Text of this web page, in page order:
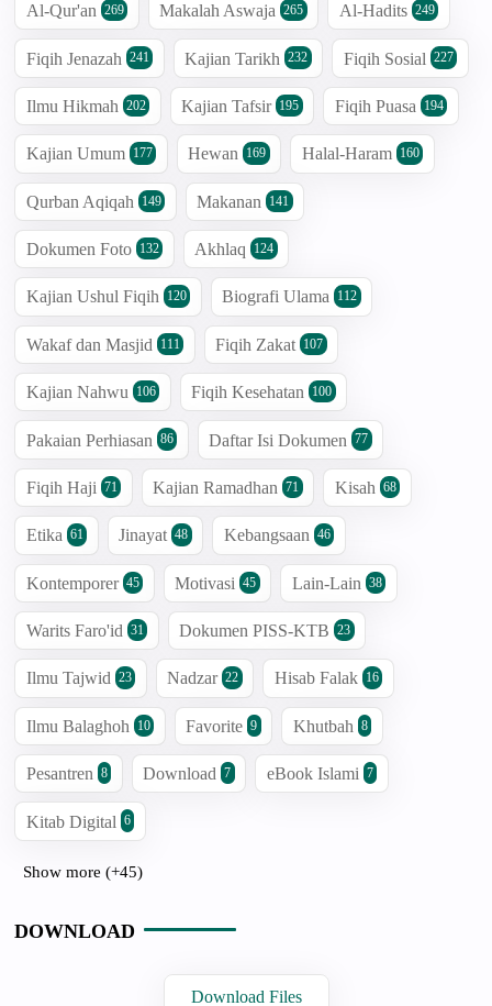
Al-Qur'an 269 Makalah Aswaja 265 Al-Hadits 249
Fiqih Jenazah 241 Kajian Tarikh 232 Fiqih Sosial 227
Ilmu Hikmah 202 Kajian Tafsir 195 Fiqih Puasa 194
Kajian Umum 177 Hewan 169 Halal-Haram 160
Qurban Aqiqah 149 Makanan 141
Dokumen Foto 132 Akhlaq 124
Kajian Ushul Fiqih 120 Biografi Ulama 112
Wakaf dan Masjid 111 Fiqih Zakat 107
Kajian Nahwu 106 Fiqih Kesehatan 100
Pakaian Perhiasan 86 Daftar Isi Dokumen 77
Fiqih Haji 71 Kajian Ramadhan 71 Kisah 68
Etika 61 Jinayat 48 Kebangsaan 46
Kontemporer 45 Motivasi 45 Lain-Lain 38
Warits Faro'id 31 Dokumen PISS-KTB 23
Ilmu Tajwid 23 Nadzar 22 Hisab Falak 16
Ilmu Balaghoh 10 Favorite 9 Khutbah 8
Pesantren 8 Download 7 eBook Islami 7
Kitab Digital 6
Show more (+45)
DOWNLOAD
Download Files